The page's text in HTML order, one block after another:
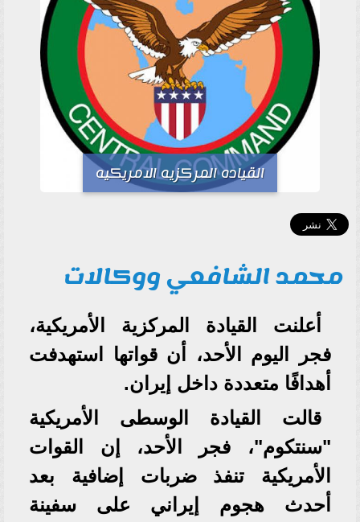
القياده المركزيه الامريكيه
محمد الشافعي ووكالات
أعلنت القيادة المركزية الأمريكية،
فجر اليوم الأحد، أن قواتها استهدفت
أهدافًا متعددة داخل إيران.
قالت القيادة الوسطى الأمريكية
"سنتكوم"، فجر الأحد، إن القوات
الأمريكية تنفذ ضربات إضافية بعد
أحدث هجوم إيراني على سفينة